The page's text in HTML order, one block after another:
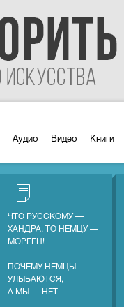
Аудио Видео Книги
ЧТО РУССКОМУ —
ХАНДРА, ТО НЕМЦУ —
МОРГЕН!
ПОЧЕМУ НЕМЦЫ
УЛЫБАЮТСЯ,
А МЫ — НЕТ